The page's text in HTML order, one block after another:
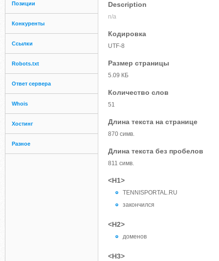
Позиции
Конкуренты
Ссылки
Robots.txt
Ответ сервера
Whois
Хостинг
Разное
Description
n/a
Кодировка
UTF-8
Размер страницы
5.09 КБ
Количество слов
51
Длина текста на странице
870 симв.
Длина текста без пробелов
811 симв.
<H1>
TENNISPORTAL.RU
закончился
<H2>
доменов
<H3>